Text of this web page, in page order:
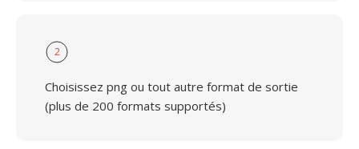
2
Choisissez png ou tout autre format de sortie
(plus de 200 formats supportés)